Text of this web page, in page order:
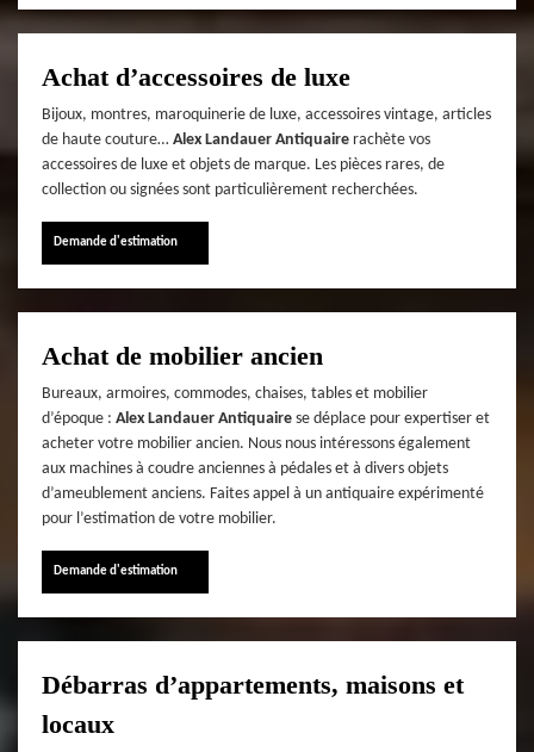
Achat d’accessoires de luxe
Bijoux, montres, maroquinerie de luxe, accessoires vintage, articles
de haute couture… Alex Landauer Antiquaire rachète vos
accessoires de luxe et objets de marque. Les pièces rares, de
collection ou signées sont particulièrement recherchées.
Demande d'estimation
Achat de mobilier ancien
Bureaux, armoires, commodes, chaises, tables et mobilier
d’époque : Alex Landauer Antiquaire se déplace pour expertiser et
acheter votre mobilier ancien. Nous nous intéressons également
aux machines à coudre anciennes à pédales et à divers objets
d’ameublement anciens. Faites appel à un antiquaire expérimenté
pour l’estimation de votre mobilier.
Demande d'estimation
Débarras d’appartements, maisons et
locaux